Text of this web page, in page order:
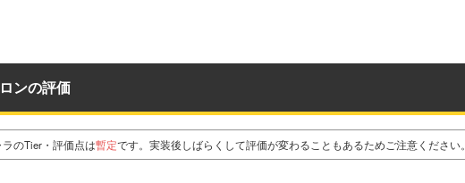
ンの評価
のTier・評価点は暫定です。実装後しばらくして評価が変わることもあるためご注意ください。